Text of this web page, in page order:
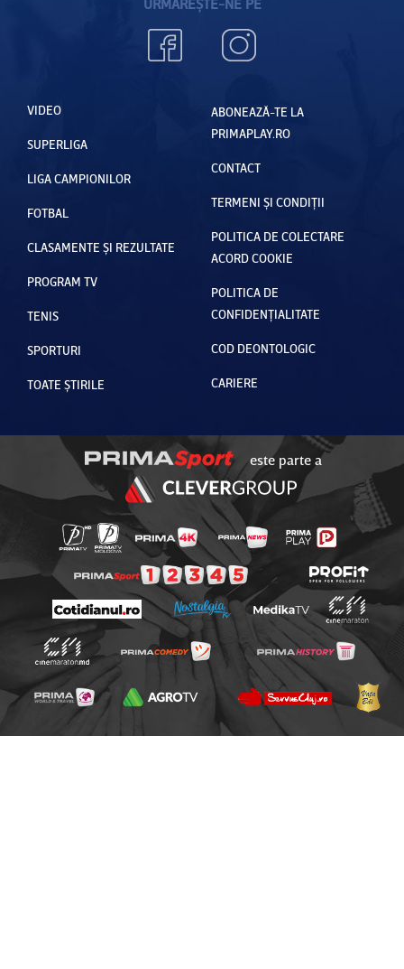
VIDEO
SUPERLIGA
LIGA CAMPIONILOR
FOTBAL
CLASAMENTE ȘI REZULTATE
PROGRAM TV
TENIS
SPORTURI
TOATE ȘTIRILE
ABONEAZĂ-TE LA
PRIMAPLAY.RO
CONTACT
TERMENI ȘI CONDIȚII
POLITICA DE COLECTARE
ACORD COOKIE
POLITICA DE
CONFIDENȚIALITATE
COD DEONTOLOGIC
CARIERE
este parte a